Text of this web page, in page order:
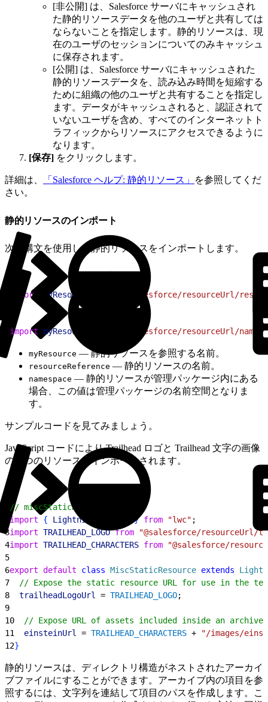
[非公開] は、Salesforce サーバにキャッシュされ
た静的リソースデータを他のユーザと共有しては
ならないことを指定します。静的リソースは、現
在のユーザのセッションについてのみキャッシュ
に保存されます。
[公開] は、Salesforce サーバにキャッシュされた
静的リソースデータを、読み込み時間を短縮する
ために組織の他のユーザと共有することを指定し
ます。データがキャッシュされると、認証されて
いないユーザを含め、すべてのインターネットト
ラフィックからリソースにアクセスできるように
なります。
[保存] をクリックします。
詳細は、 「Salesforce ヘルプ: 静的リソース」
を参照してくだ
さい。
静的リソースのインポート
次の構文を使用して静的リソースをインポートします。
import myResource "@salesforce/resourceUrl/
import myResource "@salesforce/resourceUrl/
myResource — 静的リソースを参照する名前。
resourceReference — 静的リソースの名前。
namespace — 静的リソースが管理パッケージ内にある
場合、この値は管理パッケージの名前空間となりま
す。
サンプルコードを見てみましょう。
JavaScript コードにより Trailhead ロゴと Trailhead 文字の画像
の 2 つのリソースがインポートされます。
// miscStaticResource.js
import { LightningElement } from "lwc" ;
3import TRAILHEAD_LOGO from "@salesforce/resourceUrl/
4import TRAILHEAD_CHARACTERS from "@salesforce/
5
6export default class MiscStaticResource extends
7
// Expose the static resource URL for use in the
8
  trailheadLogoUrl
= TRAILHEAD_LOGO;
9
10
// Expose URL of assets included inside an archive
11
  einsteinUrl
= TRAILHEAD_CHARACTERS +
"/images/
12}
静的リソースは、ディレクトリ構造がネストされたアーカイ
ブファイルにすることができます。アーカイブ内の項目を参
照するには、文字列を連結して項目のパスを作成します。こ